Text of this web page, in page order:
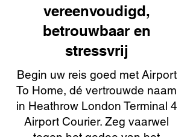
vereenvoudigd,
betrouwbaar en
stressvrij
Begin uw reis goed met Airport
To Home, dé vertrouwde naam
in Heathrow London Terminal 4
Airport Courier. Zeg vaarwel